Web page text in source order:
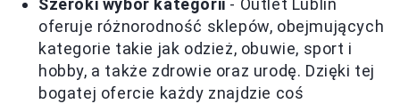
oferuje różnorodność sklepów, obejmujących
kategorie takie jak odzież, obuwie, sport i
hobby, a także zdrowie oraz urodę. Dzięki tej
bogatej ofercie każdy znajdzie coś